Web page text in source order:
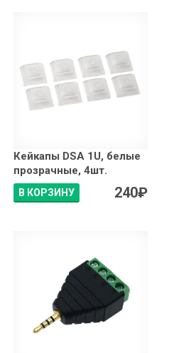
Кейкапы DSA 1U, белые
прозрачные, 4шт.
В КОРЗИНУ 240₽